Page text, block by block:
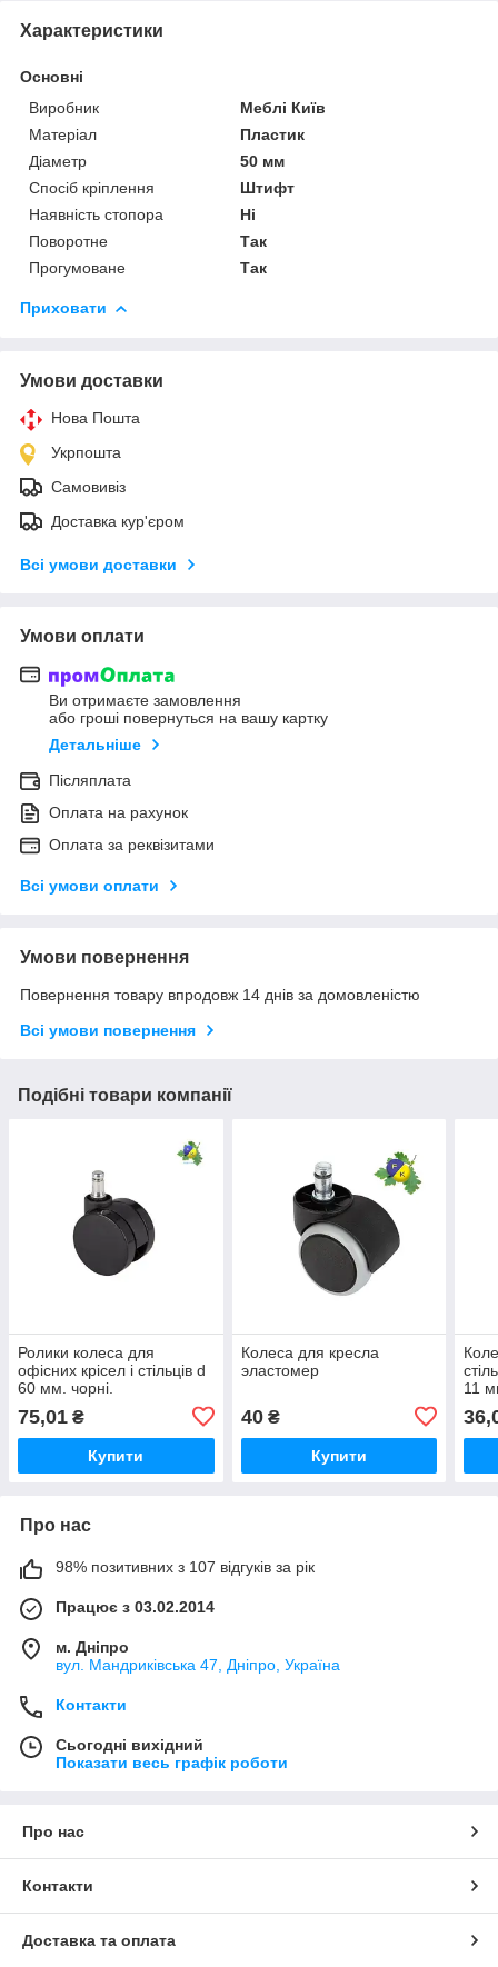
Характеристики
Основні
Виробник
Меблі Київ
Матеріал
Пластик
Діаметр
50 мм
Спосіб кріплення
Штифт
Наявність стопора
Ні
Поворотне
Так
Прогумоване
Так
Приховати
Умови доставки
Нова Пошта
Укрпошта
Самовивіз
Доставка кур'єром
Всі умови доставки
Умови оплати
Ви отримаєте замовлення
або гроші повернуться на вашу картку
Детальніше
Післяплата
Оплата на рахунок
Оплата за реквізитами
Всі умови оплати
Умови повернення
Повернення товару впродовж 14 днів за домовленістю
Всі умови повернення
Подібні товари компанії
Ролики колеса для
офісних крісел і стільців d
60 мм. чорні.
75,01 ₴
Купити
Колеса для кресла
эластомер
40₴
Купити
11
Про нас
98% позитивних з 107 відгуків за рік
Працює з 03.02.2014
м. Дніпро
вул. Мандриківська 47, Дніпро, Україна
Контакти
Сьогодні вихідний
Показати весь графік роботи
Про нас
Контакти
Доставка та оплата